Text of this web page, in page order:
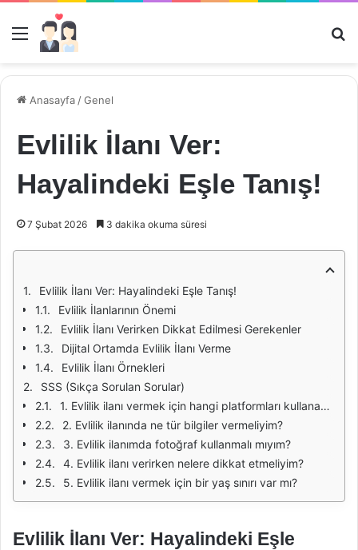
Menü
Anasayfa /Genel
Evlilik İlanı Ver:
Hayalindeki Eşle Tanış!
7 Şubat 2026 3 dakika okuma süresi
Evlilik İlanı Ver: Hayalindeki Eşle Tanış!
Evlilik İlanlarının Önemi
Evlilik İlanı Verirken Dikkat Edilmesi Gerekenler
Dijital Ortamda Evlilik İlanı Verme
Evlilik İlanı Örnekleri
SSS (Sıkça Sorulan Sorular)
1. Evlilik ilanı vermek için hangi platformları kullanabilirim?
2. Evlilik ilanında ne tür bilgiler vermeliyim?
3. Evlilik ilanımda fotoğraf kullanmalı mıyım?
4. Evlilik ilanı verirken nelere dikkat etmeliyim?
5. Evlilik ilanı vermek için bir yaş sınırı var mı?
Evlilik İlanı Ver: Hayalindeki Eşle